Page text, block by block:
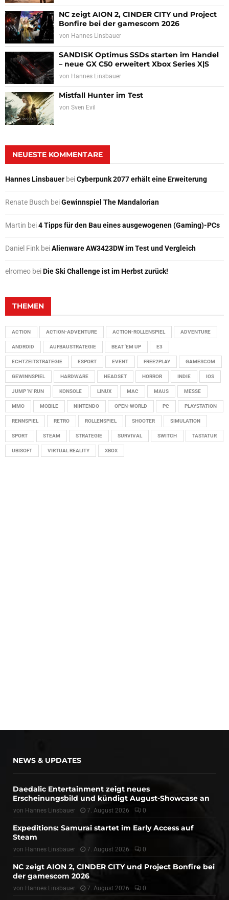
NC zeigt AION 2, CINDER CITY und Project
Bonfire bei der gamescom 2026
von Hannes Linsbauer
SANDISK Optimus SSDs starten im Handel
– neue GX C50 erweitert Xbox Series X|S
von Hannes Linsbauer
Mistfall Hunter im Test
von Sven Evil
NEUESTE KOMMENTARE
Hannes Linsbauer beiCyberpunk 2077 erhält eine Erweiterung
Renate Busch beiGewinnspiel The Mandalorian
Martin bei4 Tipps für den Bau eines ausgewogenen (Gaming)-PCs
Daniel Fink beiAlienware AW3423DW im Test und Vergleich
elromeo beiDie Ski Challenge ist im Herbst zurück!
THEMEN
ACTION ACTION-ADVENTURE ACTION-ROLLENSPIEL ADVENTURE
ANDROID AUFBAUSTRATEGIE BEAT 'EM UP E3
ECHTZEITSTRATEGIE ESPORT EVENT FREE2PLAY GAMESCOM
GEWINNSPIEL HARDWARE HEADSET HORROR INDIE IOS
JUMP 'N' RUN KONSOLE LINUX MAC MAUS MESSE
MMO MOBILE NINTENDO OPEN-WORLD PC PLAYSTATION
RENNSPIEL RETRO ROLLENSPIEL SHOOTER SIMULATION
SPORT STEAM STRATEGIE SURVIVAL SWITCH TASTATUR
UBISOFT VIRTUAL REALITY XBOX
NEWS & UPDATES
Daedalic Entertainment zeigt neues
Erscheinungsbild und kündigt August-Showcase an
von Hannes Linsbauer 7. August 2026 0
Expeditions: Samurai startet im Early Access auf
Steam
von Hannes Linsbauer 7. August 2026 0
NC zeigt AION 2, CINDER CITY und Project Bonfire bei
der gamescom 2026
von Hannes Linsbauer 7. August 2026 0